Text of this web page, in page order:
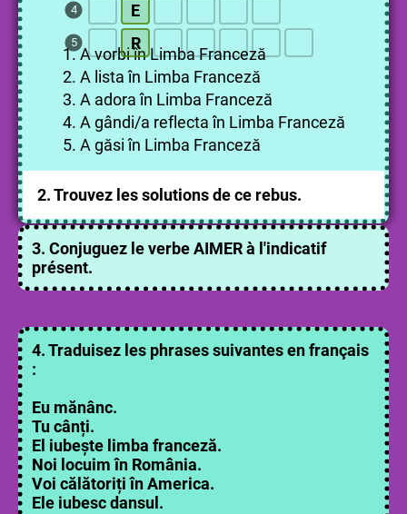
4 E
5 R
1. A vorbi în Limba Franceză
2. A lista în Limba Franceză
3. A adora în Limba Franceză
4. A gândi/a reflecta în Limba Franceză
5. A găsi în Limba Franceză
2. Trouvez les solutions de ce rebus.
3. Conjuguez le verbe AIMER à l'indicatif
présent.
4. Traduisez les phrases suivantes en français
:
Eu mănânc.
Tu cânți.
El iubește limba franceză.
Noi locuim în România.
Voi călătoriți în America.
Ele iubesc dansul.